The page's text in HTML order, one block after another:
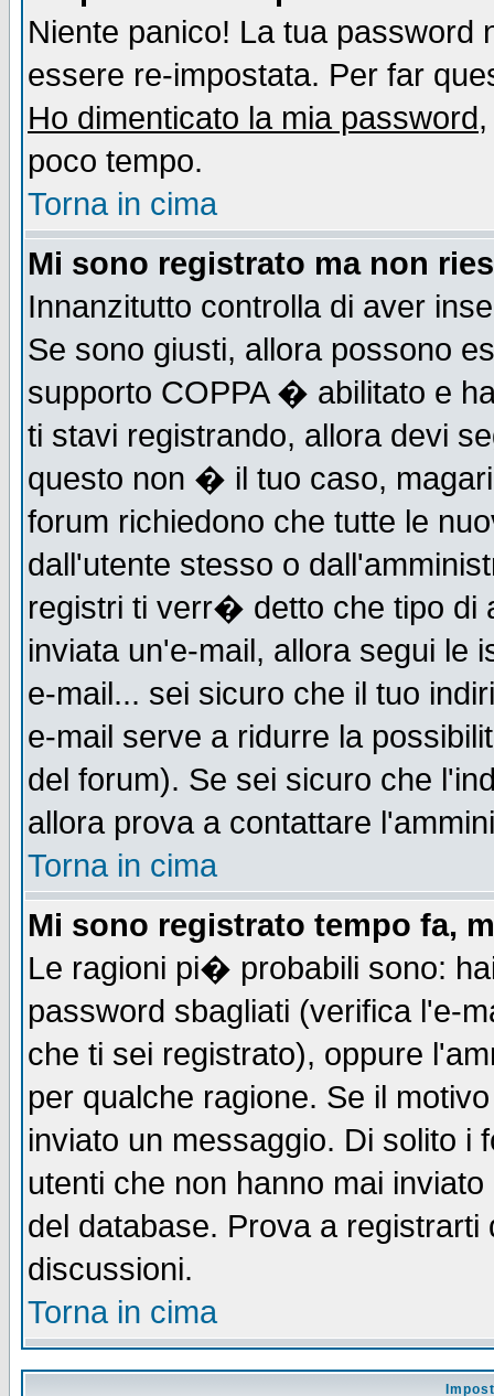
Niente panico! La tua
essere re-impostata. Per far
Ho dimenticato la mia password
poco tempo.
Torna in cima
Mi sono registrato ma non
Innanzitutto controlla di aver
Se sono giusti, allora possono
supporto COPPA � abilitato e
ti stavi registrando, allora devi
questo non � il tuo caso,
forum richiedono che tutte le
dall'utente stesso o
registri ti verr� detto che tipo
inviata un'e-mail, allora segui le
e-mail... sei sicuro che il tuo
e-mail serve a ridurre la
del forum). Se sei sicuro che
allora prova a contattare
Torna in cima
Mi sono registrato tempo fa,
Le ragioni pi� probabili sono:
password sbagliati (verifica l'e-
che ti sei registrato), oppure
per qualche ragione. Se il
inviato un messaggio. Di solito i
utenti che non hanno mai
del database. Prova a
discussioni.
Torna in cima